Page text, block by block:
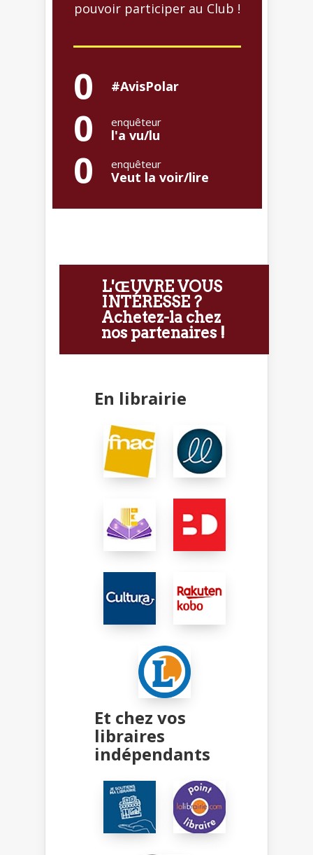
pouvoir participer au Club !
0 #AvisPolar
0 enquêteur
l'a vu/lu
0 enquêteur
Veut la voir/lire
L'ŒUVRE VOUS
INTÉRESSE ?
Achetez-la chez
nos partenaires !
En librairie
Et chez vos
libraires
indépendants